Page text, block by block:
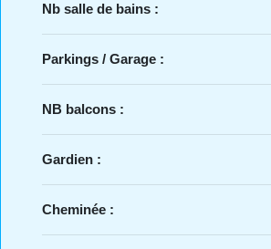
Nb salle de bains :
Parkings / Garage :
NB balcons :
Gardien :
Cheminée :